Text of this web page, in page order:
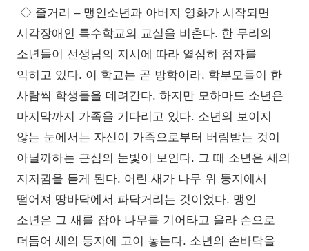
◇ 줄거리 – 맹인소년과 아버지 영화가 시작되면
시각장애인 특수학교의 교실을 비춘다. 한 무리의
소년들이 선생님의 지시에 따라 열심히 점자를
익히고 있다. 이 학교는 곧 방학이라, 학부모들이 한
사람씩 학생들을 데려간다. 하지만 모하마드 소년은
마지막까지 가족을 기다리고 있다. 소년의 보이지
않는 눈에서는 자신이 가족으로부터 버림받는 것이
아닐까하는 근심의 눈빛이 보인다. 그 때 소년은 새의
지저귐을 듣게 된다. 어린 새가 나무 위 둥지에서
떨어져 땅바닥에서 파닥거리는 것이었다. 맹인
소년은 그 새를 잡아 나무를 기어타고 올라 손으로
더듬어 새의 둥지에 고이 놓는다. 소년의 손바닥을